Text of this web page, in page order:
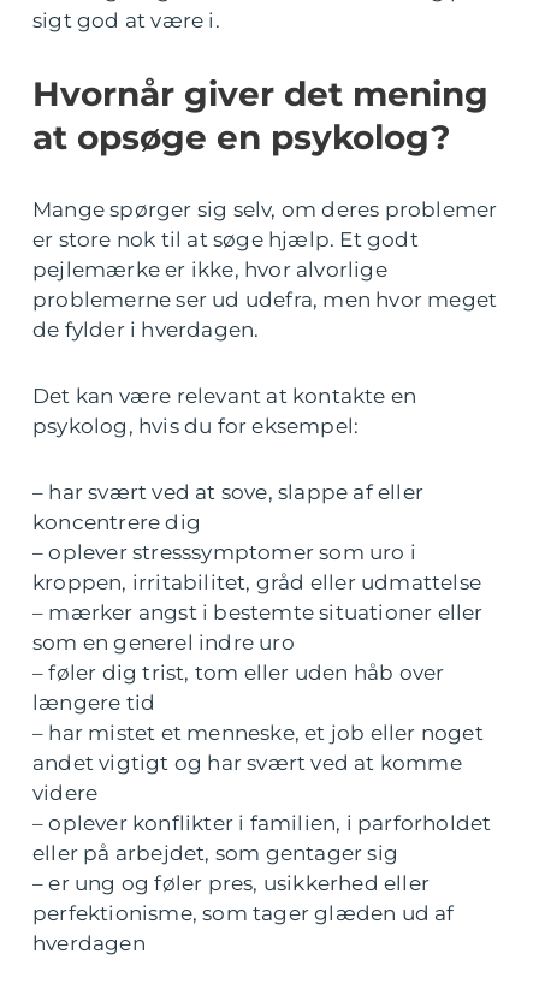
sigt god at være i.
Hvornår giver det mening
at opsøge en psykolog?
Mange spørger sig selv, om deres problemer
er store nok til at søge hjælp. Et godt
pejlemærke er ikke, hvor alvorlige
problemerne ser ud udefra, men hvor meget
de fylder i hverdagen.
Det kan være relevant at kontakte en
psykolog, hvis du for eksempel:
– har svært ved at sove, slappe af eller
koncentrere dig
– oplever stresssymptomer som uro i
kroppen, irritabilitet, gråd eller udmattelse
– mærker angst i bestemte situationer eller
som en generel indre uro
– føler dig trist, tom eller uden håb over
længere tid
– har mistet et menneske, et job eller noget
andet vigtigt og har svært ved at komme
videre
– oplever konflikter i familien, i parforholdet
eller på arbejdet, som gentager sig
– er ung og føler pres, usikkerhed eller
perfektionisme, som tager glæden ud af
hverdagen